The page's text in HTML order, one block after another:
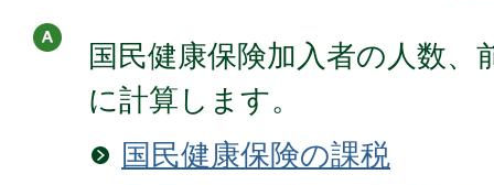
国民健康保険加入者の人数
に計算します。
国民健康保険の課税